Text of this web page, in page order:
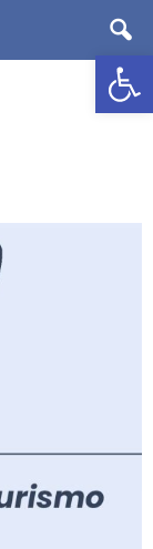
Abrir